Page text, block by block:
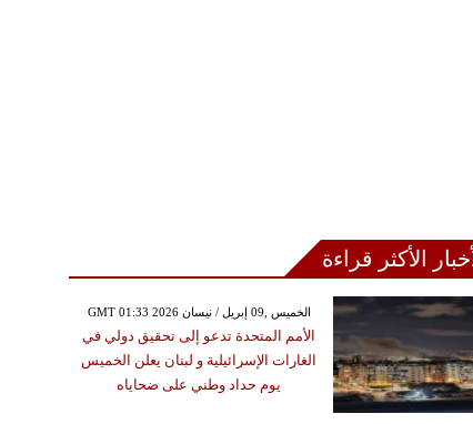
الأكثر قراءة
GMT 01:33 2026 الخميس ,09 إبريل / نيسان
الأمم المتحدة تدعو إلى تحقيق دولي في
الغارات الإسرائيلية و لبنان يعلن الخميس
يوم حداد وطني على ضحاياه